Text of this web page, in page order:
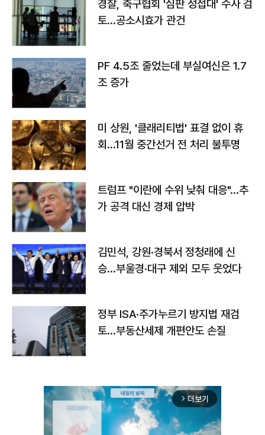
경찰, 축구협회 '심판 성접대' 수사 검
토…공소시효가 관건
PF 4.5조 줄었는데 부실여신은 1.7
조 증가
미 상원, '클래리티법' 표결 없이 휴
회…11월 중간선거 전 처리 불투명
트럼프 "이란에 수위 낮춰 대응"…추
가 공격 대신 경제 압박
김민석, 강원·경북서 정청래에 신
승…부울경·대구 제외 모두 웃었다
정부 ISA·주가누르기 방지법 재검
토…부동산세제 개편안도 손질
arrow_forward_ios 더보기